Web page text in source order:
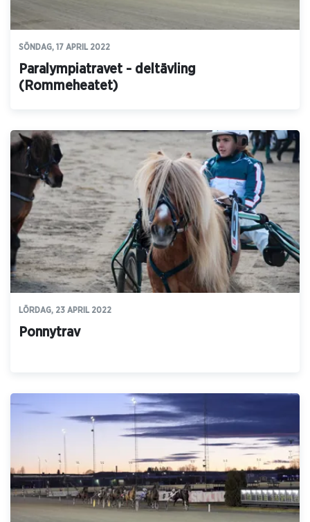
SÖNDAG, 17 APRIL 2022
Paralympiatravet - deltävling
(Rommeheatet)
LÖRDAG, 23 APRIL 2022
Ponnytrav